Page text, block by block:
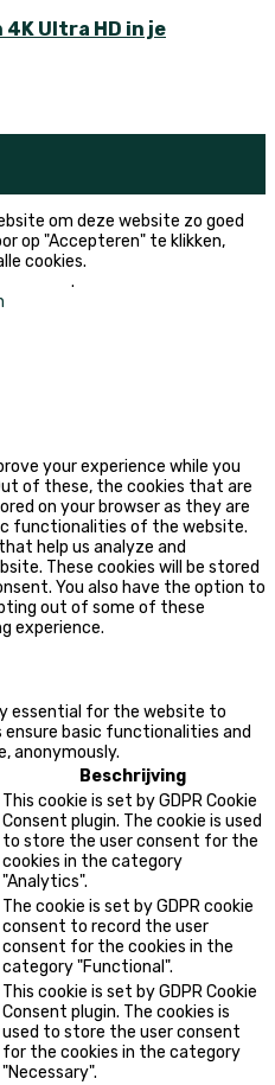
Ultra HD in je
om deze website zo goed
op "Accepteren" te klikken,
cookies.
.
your experience while you
of these, the cookies that are
on your browser as they are
functionalities of the website.
help us analyze and
These cookies will be stored
You also have the option to
out of some of these
experience.
essential for the website to
basic functionalities and
anonymously.
Beschrijving
This cookie is set by GDPR Cookie
Consent plugin. The cookie is used
to store the user consent for the
cookies in the category
"Analytics".
The cookie is set by GDPR cookie
consent to record the user
consent for the cookies in the
category "Functional".
This cookie is set by GDPR Cookie
Consent plugin. The cookies is
used to store the user consent
for the cookies in the category
"Necessary".